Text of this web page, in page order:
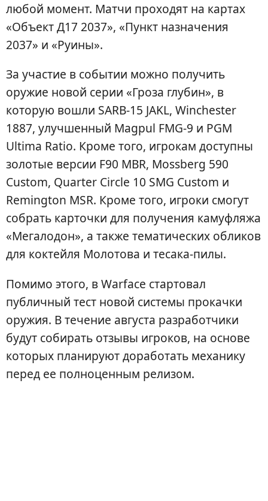
любой момент. Матчи проходят на картах
«Объект Д17 2037», «Пункт назначения
2037» и «Руины».
За участие в событии можно получить
оружие новой серии «Гроза глубин», в
которую вошли SARB-15 JAKL, Winchester
1887, улучшенный Magpul FMG-9 и PGM
Ultima Ratio. Кроме того, игрокам доступны
золотые версии F90 MBR, Mossberg 590
Custom, Quarter Circle 10 SMG Custom и
Remington MSR. Кроме того, игроки смогут
собрать карточки для получения камуфляжа
«Мегалодон», а также тематических обликов
для коктейля Молотова и тесака-пилы.
Помимо этого, в Warface стартовал
публичный тест новой системы прокачки
оружия. В течение августа разработчики
будут собирать отзывы игроков, на основе
которых планируют доработать механику
перед ее полноценным релизом.